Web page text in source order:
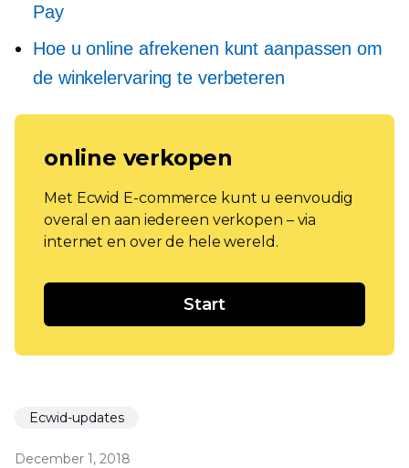
Pay
Hoe u online afrekenen kunt aanpassen om
de winkelervaring te verbeteren
online verkopen
Met Ecwid E-commerce kunt u eenvoudig
overal en aan iedereen verkopen – via
internet en over de hele wereld.
Start
Ecwid-updates
December 1, 2018